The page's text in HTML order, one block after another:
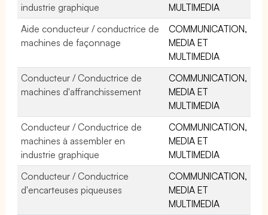
industrie graphique
MULTIMEDIA
Aide conducteur / conductrice de
machines de façonnage
COMMUNICATION,
MEDIA ET
MULTIMEDIA
Conducteur / Conductrice de
machines d'affranchissement
COMMUNICATION,
MEDIA ET
MULTIMEDIA
Conducteur / Conductrice de
machines à assembler en
industrie graphique
COMMUNICATION,
MEDIA ET
MULTIMEDIA
Conducteur / Conductrice
d'encarteuses piqueuses
COMMUNICATION,
MEDIA ET
MULTIMEDIA